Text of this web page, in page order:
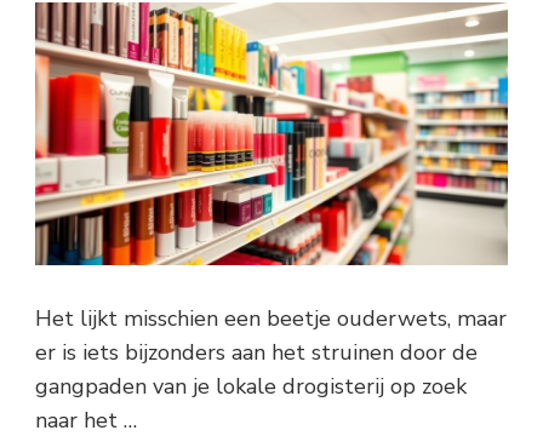
Het lijkt misschien een beetje ouderwets, maar
er is iets bijzonders aan het struinen door de
gangpaden van je lokale drogisterij op zoek
naar het …